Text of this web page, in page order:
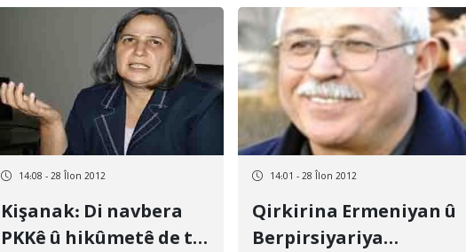
14:08 - 28 Îlon 2012
Kişanak: Di navbera
PKKê û hikûmetê de ti
14:01 - 28 Îlon 2012
Qirkirina Ermeniyan û
Berpirsiyariya